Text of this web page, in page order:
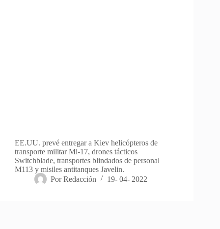
EE.UU. prevé entregar a Kiev helicópteros de
transporte militar Mi-17, drones tácticos
Switchblade, transportes blindados de personal
M113 y misiles antitanques Javelin.
Por Redacción 19- 04- 2022